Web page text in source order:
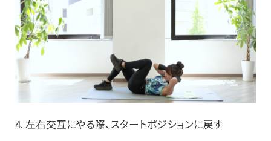
4. 左右交互にやる際、スタートポジションに戻す